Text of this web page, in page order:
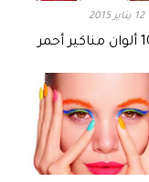
12 يناير 2015